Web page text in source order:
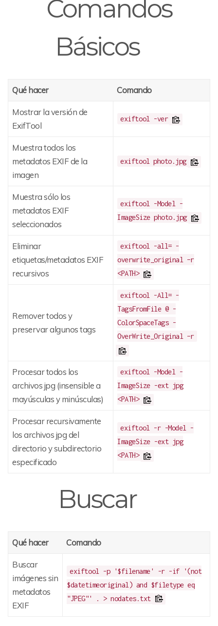
Comandos
Básicos
Qué hacer Comando
Mostrar la versión de
ExifTool
exiftool -ver
Muestra todos los
metadatos EXIF de la
imagen
exiftool photo.jpg
Muestra sólo los
metadatos EXIF
seleccionados
exiftool -Model -
ImageSize photo.jpg
Eliminar
etiquetas/metadatos EXIF
recursivos
exiftool -all= -
overwrite_original –r
<PATH>
Remover todos y
preservar algunos tags
exiftool -All= -
TagsFromFile @ -
ColorSpaceTags -
OverWrite_Original –r
Procesar todos los
archivos jpg (insensible a
mayúsculas y minúsculas)
exiftool -Model -
ImageSize -ext jpg
<PATH>
Procesar recursivamente
los archivos jpg del
directorio y subdirectorio
especificado
exiftool -r -Model -
ImageSize -ext jpg
<PATH>
Buscar
Qué hacer Comando
Buscar
imágenes sin
metadatos
EXIF
exiftool -p '$filename' -r -if '(not
$datetimeoriginal) and $filetype eq
"JPEG"' . > nodates.txt